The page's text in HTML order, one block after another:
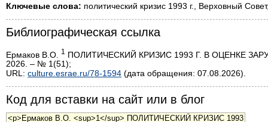
Ключевые слова: политический кризис 1993 г., Верховный
Библиографическая ссылка
Ермаков В.О. 1
ПОЛИТИЧЕСКИЙ КРИЗИС 1993 Г. В ОЦЕНКЕ
2026. – № 1(51);
URL: culture.esrae.ru/78-1594 (дата обращения: 07.08.2026).
Код для вставки на сайт или в блог